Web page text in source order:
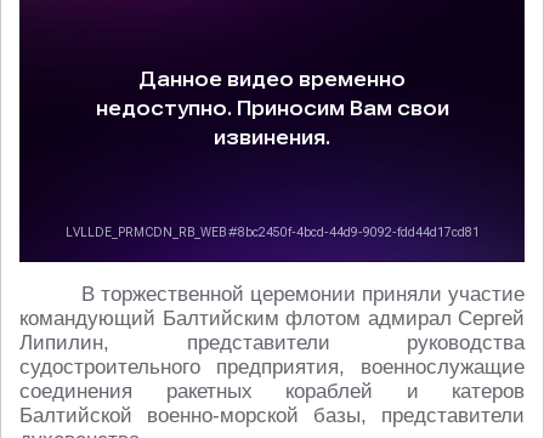
В торжественной церемонии приняли участие
командующий Балтийским флотом адмирал Сергей
Липилин, представители руководства
судостроительного предприятия, военнослужащие
соединения ракетных кораблей и катеров
Балтийской военно-морской базы, представители